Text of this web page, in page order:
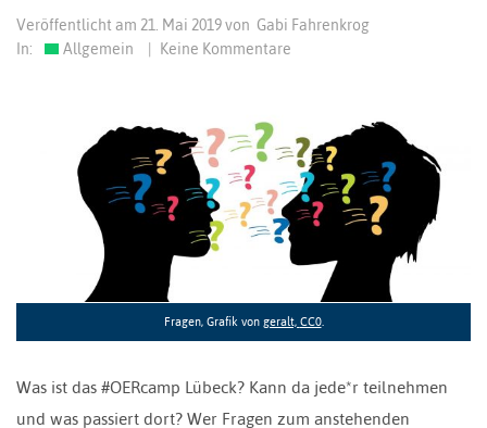
Veröffentlicht am 21. Mai 2019von Gabi Fahrenkrog
In:
Allgemein Keine Kommentare
Fragen, Grafik von geralt, CC0.
Was ist das #OERcamp Lübeck? Kann da jede*r teilnehmen
und was passiert dort? Wer Fragen zum anstehenden